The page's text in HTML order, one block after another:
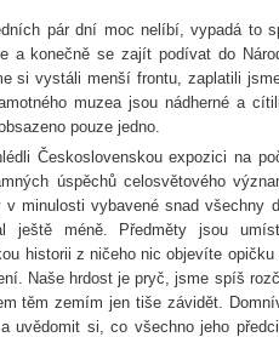
pár dní moc nelíbí, vypadá to
a konečně se zajít podívat do
si vystáli menší frontu, zaplatili
muzea jsou nádherné a
pouze jedno.
Československou expozici na
úspěchů celosvětového
minulosti vybavené snad všechny
ještě méně. Předměty jsou
historii z ničeho nic objevíte
Naše hrdost je pryč, jsme spíš
těm zemím jen tiše závidět.
uvědomit si, co všechno jeho